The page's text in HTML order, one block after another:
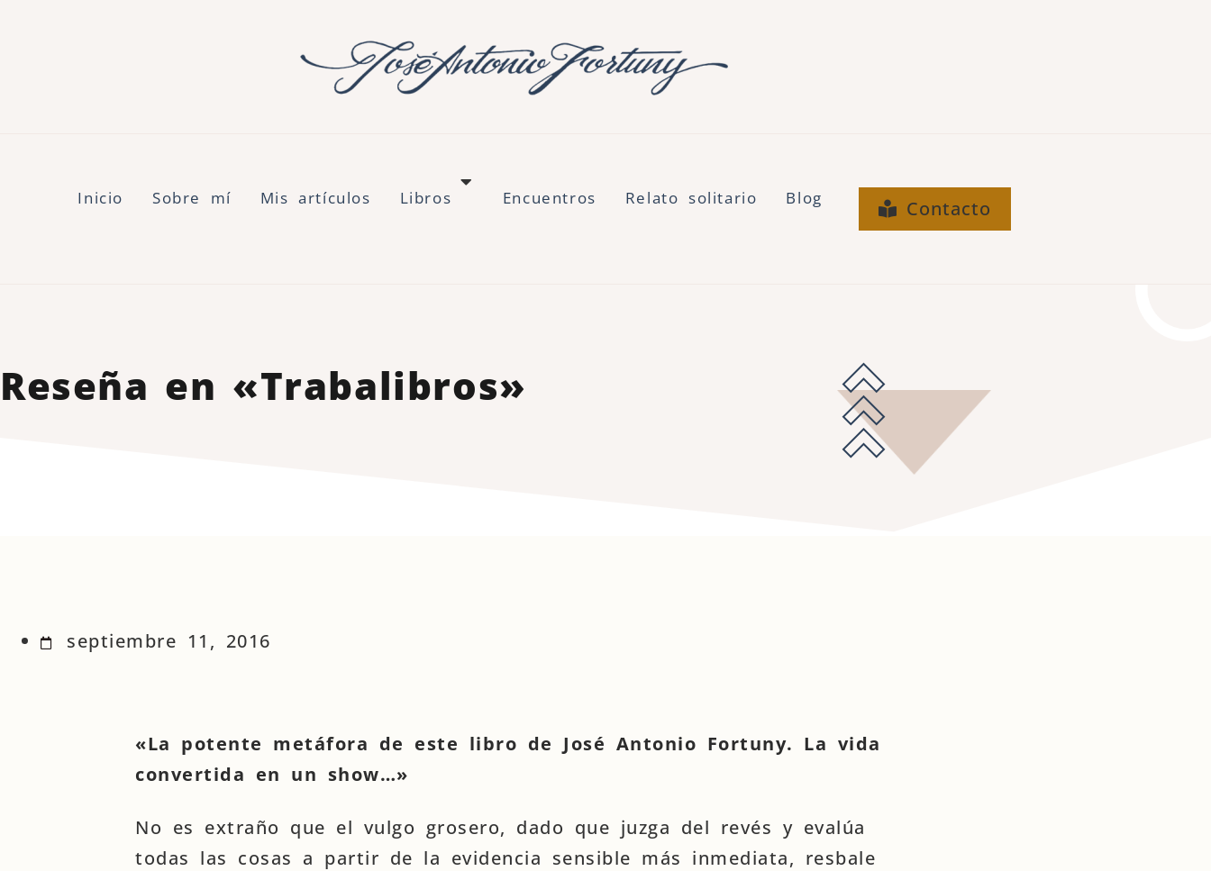
Inicio Sobre mí Mis artículos Libros Encuentros Relato solitario Blog Contacto
Reseña en «Trabalibros»
septiembre 11, 2016
«La potente metáfora de este libro de José Antonio Fortuny. La vida
convertida en un show…»
No es extraño que el vulgo grosero, dado que juzga del revés y evalúa
todas las cosas a partir de la evidencia sensible más inmediata, resbale